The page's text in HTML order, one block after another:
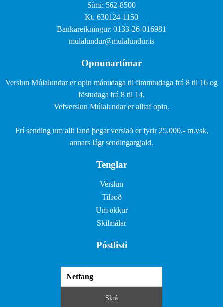
Sími: 562-8500
Kt. 630124-1150
Bankareikningur: 0133-26-016981
mulalundur@mulalundur.is
Opnunartímar
Verslun Múlalundar er opin mánudaga til fimmtudaga frá 8 til 16 og
föstudaga frá 8 til 14.
Vefverslun Múlalundar er alltaf opin.
Frí sending um allt land þegar verslað er fyrir 25.000.- m.vsk,
annars lágt sendingargjald.
Tenglar
Verslun
Tilboð
Um okkur
Skilmálar
Póstlisti